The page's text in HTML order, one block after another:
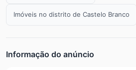
Imóveis no distrito de Castelo Branco
Informação do anúncio